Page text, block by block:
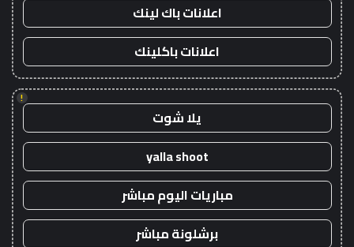
اعلانات باك لينك
اعلانات باكلينك
!
يلا شوت
yalla shoot
مباريات اليوم مباشر
برشلونة مباشر